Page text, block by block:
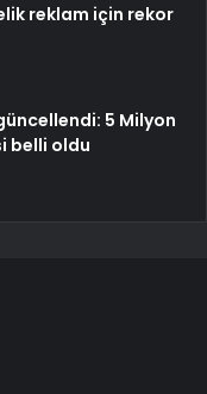
reklam için rekor
5 Milyon
belli oldu